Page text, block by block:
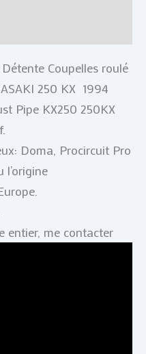
Coupelles roulé
250 KX 1994
Pipe KX250 250KX
Doma, Procircuit Pro
l’origine
entier, me contacter